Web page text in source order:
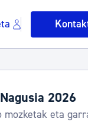
2026
mozketak eta